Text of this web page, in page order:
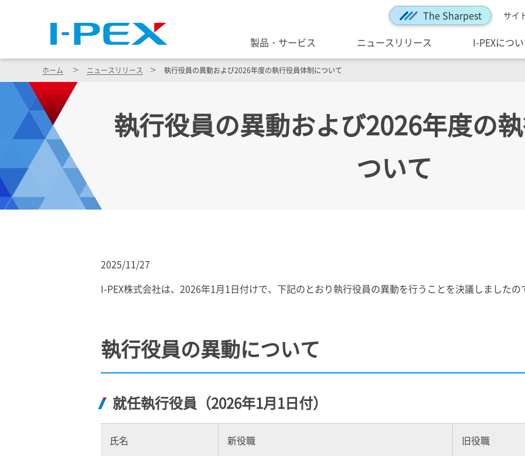
The Sharpest サイ
製品・サービス ニュースリリース I-PEXにつ
ホーム ニュースリリース 執行役員の異動および2026年度の執行役員体制について
執行役員の異動および2026年度の
ついて
2025/11/27
I-PEX株式会社は、2026年1月1日付けで、下記のとおり執行役員の異動を行うことを決議しましたの
執行役員の異動について
就任執行役員（2026年1月1日付）
氏名 新役職 旧役職